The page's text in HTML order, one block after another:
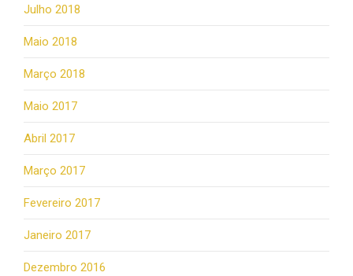
Julho 2018
Maio 2018
Março 2018
Maio 2017
Abril 2017
Março 2017
Fevereiro 2017
Janeiro 2017
Dezembro 2016